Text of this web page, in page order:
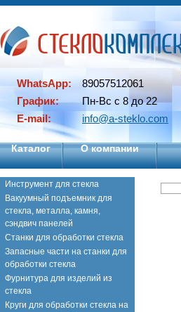
WhatsApp:
89057512061
График:
Пн-Вс с 8 до 22
E-mail:
info@a-steklo.com
Каталог О компании
Инструмент для стекла
Вакуумный подъемник для
стекла, металла, камня,
сэндвич панелей
Станки для обработки стекла
Запасные части на станки для
обработки стекла
Фурнитура для изделий из
стекла
Круги для обработки стекла на